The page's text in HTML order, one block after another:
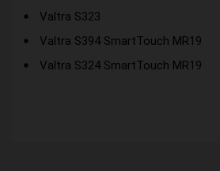
Valtra S323
Valtra S394 SmartTouch MR19
Valtra S324 SmartTouch MR19